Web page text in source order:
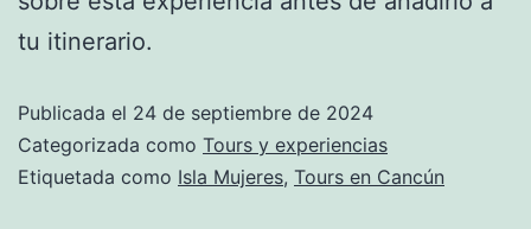
tu itinerario.
Publicada el 24 de septiembre de 2024
Categorizada como Tours y experiencias
Etiquetada como Isla Mujeres, Tours en Cancún